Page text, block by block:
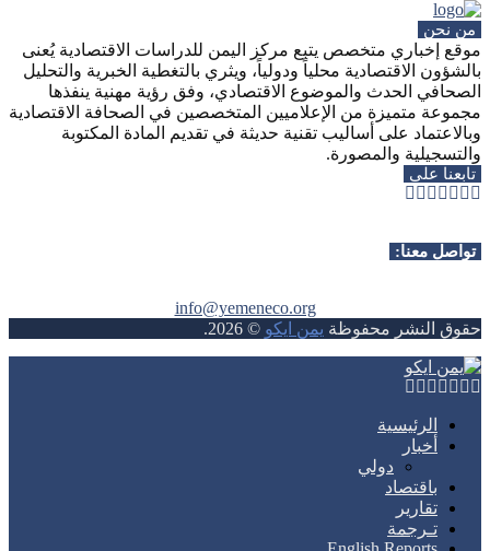
من نحن
موقع إخباري متخصص يتبع مركز اليمن للدراسات الاقتصادية يُعنى
بالشؤون الاقتصادية محلياً ودولياً، ويثري بالتغطية الخبرية والتحليل
الصحافي الحدث والموضوع الاقتصادي، وفق رؤية مهنية ينفذها
مجموعة متميزة من الإعلاميين المتخصصين في الصحافة الاقتصادية
وبالاعتماد على أساليب تقنية حديثة في تقديم المادة المكتوبة
والتسجيلية والمصورة.
تابعنا على
Facebook
Twitter
Instagram
Youtube
Rss
Telegram
Whatsapp
تواصل معنا:
info@yemeneco.org
حقوق النشر محفوظة يمن ايكو©
2026
.
Facebook
Twitter
Instagram
Youtube
Rss
Telegram
Whatsapp
الرئيسية
أخبار
دولي
باقتصاد
تقارير
تـرجمة